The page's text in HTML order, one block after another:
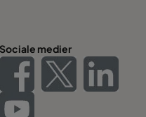
Sociale medier